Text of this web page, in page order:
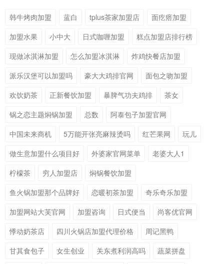
韩牛烤肉加盟 蓝白 tplus茶家加盟店
面疙瘩加盟
加盟水果
小中大 日式咖喱加盟
糕点加盟店排行榜
现做冰淇淋加盟
怎么加盟冰淇淋
炸鸡快餐店加盟
派乐汉堡可以加盟吗
豪大大鸡排官网
面包之吻加盟
欢饮奶茶
正新餐饮加盟 暴脾气功夫鸡排
茶女
锅之恋主题焖锅加盟
总数
阿泰包子加盟官网
中国未来商机
5万能开张亮麻辣烫吗 红芒果网
玩儿
做生意加盟什么项目好
外婆家官网菜单
老婆大人1
柠檬茶
穷人加盟店
焖锅餐饮加盟
鱼火锅加盟那个品牌好
恋暖初茶加盟
奇乐奇乐加盟
加盟网站大芙官网
加盟咨询 日式便当
尚客优官网
悸动奶茶店
四川火锅店加盟代理价格
周记黑鸭
甘其食包子
女生创业 关东煮利润高吗
蔬菜拼盘